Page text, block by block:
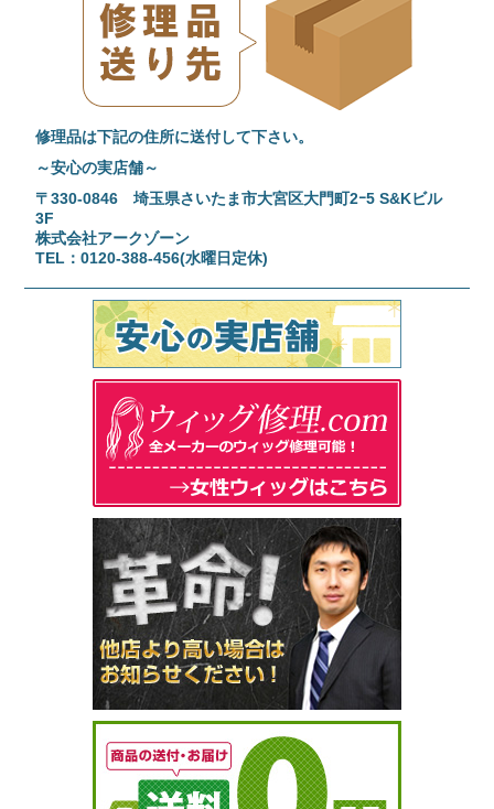
修理品は下記の住所に送付して下さい。
～安心の実店舗～
〒330-0846 埼玉県さいたま市大宮区大門町2ｰ5 S&Kビル
3F
株式会社アークゾーン
TEL：0120-388-456(水曜日定休)